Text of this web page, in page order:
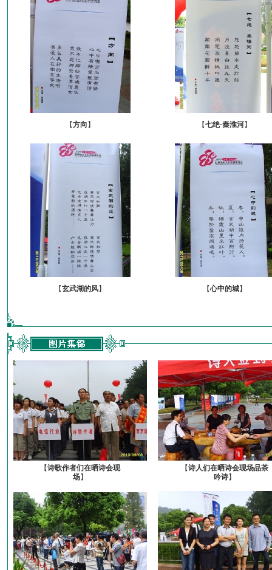
【方向 】 【七绝·秦淮河】
【玄武湖的风】 【心中的城】
【诗歌作者们在晒诗会现
场】
【诗人们在晒诗会现场品茶
吟诗】